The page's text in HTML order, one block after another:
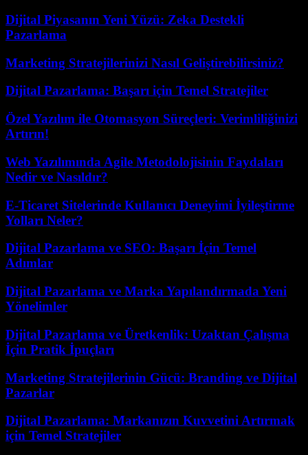
Dijital Piyasanın Yeni Yüzü: Zeka Destekli
Pazarlama
Marketing Stratejilerinizi Nasıl Geliştirebilirsiniz?
Dijital Pazarlama: Başarı için Temel Stratejiler
Özel Yazılım ile Otomasyon Süreçleri: Verimliliğinizi
Artırın!
Web Yazılımında Agile Metodolojisinin Faydaları
Nedir ve Nasıldır?
E-Ticaret Sitelerinde Kullanıcı Deneyimi İyileştirme
Yolları Neler?
Dijital Pazarlama ve SEO: Başarı İçin Temel
Adımlar
Dijital Pazarlama ve Marka Yapılandırmada Yeni
Yönelimler
Dijital Pazarlama ve Üretkenlik: Uzaktan Çalışma
İçin Pratik İpuçları
Marketing Stratejilerinin Gücü: Branding ve Dijital
Pazarlar
Dijital Pazarlama: Markanızın Kuvvetini Artırmak
için Temel Stratejiler